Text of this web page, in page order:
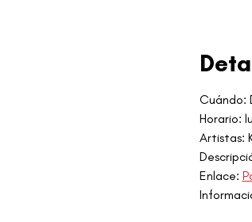
Cuándo:
Horario:
Artistas:
Enlace: